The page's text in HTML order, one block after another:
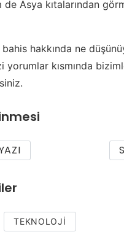
de Asya kıtalarından
hakkında ne
yorumlar kısmında
TEKNOLOJI